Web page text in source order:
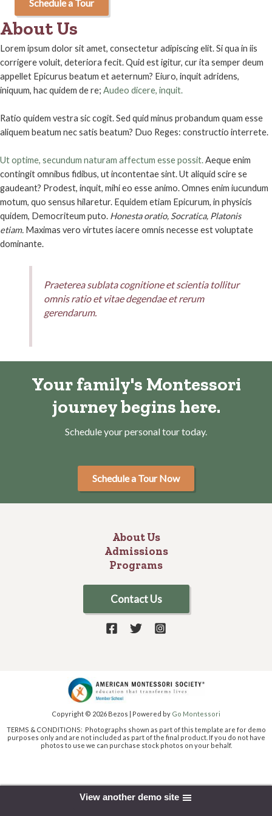
Schedule a Tour
About Us
Lorem ipsum dolor sit amet, consectetur adipiscing elit. Si qua in iis
corrigere voluit, deteriora fecit. Quid est igitur, cur ita semper deum
appellet Epicurus beatum et aeternum? Eiuro, inquit adridens,
iniquum, hac quidem de re; Audeo dicere, inquit.
Ratio quidem vestra sic cogit. Sed quid minus probandum quam esse
aliquem beatum nec satis beatum? Duo Reges: constructio interrete.
Ut optime, secundum naturam affectum esse possit.Aeque enim
contingit omnibus fidibus, ut incontentae sint. Ut aliquid scire se
gaudeant? Prodest, inquit, mihi eo esse animo. Omnes enim iucundum
motum, quo sensus hilaretur. Equidem etiam Epicurum, in physicis
quidem, Democriteum puto. Honesta oratio, Socratica, Platonis
etiam. Maximas vero virtutes iacere omnis necesse est voluptate
dominante.
Praeterea sublata cognitione et scientia tollitur
omnis ratio et vitae degendae et rerum
gerendarum.
Your family's Montessori
journey begins here.
Schedule your personal tour today.
Schedule a Tour Now
About Us
Admissions
Programs
Contact Us
Copyright © 2026 Bezos | Powered by Go Montessori
TERMS & CONDITIONS: Photographs shown as part of this template are for demo
purposes only and are not included as part of the final product. If you do not have
photos to use we can purchase stock photos on your behalf.
View another demo site